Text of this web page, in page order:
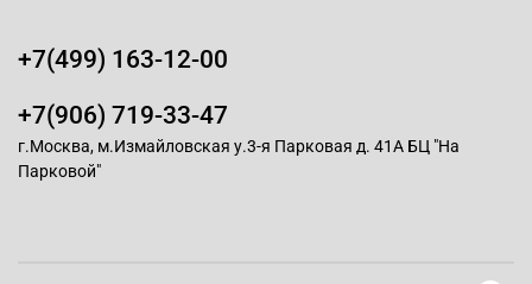
+7(499) 163-12-00
+7(906) 719-33-47
г.Москва, м.Измайловская у.3-я Парковая д. 41А БЦ "На
Парковой"